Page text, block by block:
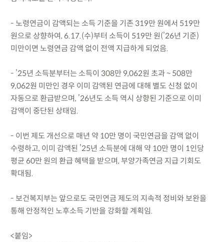
- 노령연금이 감액되는 소득 기준을 기존 319만 원에서 519만
원으로 상향하여, 6.17.(수)부터 소득이 519만 원(’26년 기준)
미만이면 노령연금 감액 없이 전액 지급하게 되었음.
- ’25년 소득분부터는 소득이 308만 9,062원 초과 ~ 508만
9,062원 미만인 경우 이미 감액된 연금에 대해 별도 신청 없이
자동으로 환급받으며, ’26년도 소득 역시 상향된 기준으로 이미
감액이 중단된 상태임.
- 이번 제도 개선으로 매년 약 10만 명이 국민연금을 감액 없이
수령하고, 이미 감액된 ’25년 소득분에 대해 약 10만 명이 1인당
평균 60만 원의 환급 혜택을 받으며, 부양가족연금 지급 기회도
확대됨.
- 보건복지부는 앞으로도 국민연금 제도의 지속적 정비와 보완을
통해 안정적인 노후소득 기반을 강화할 계획임.
<붙임>